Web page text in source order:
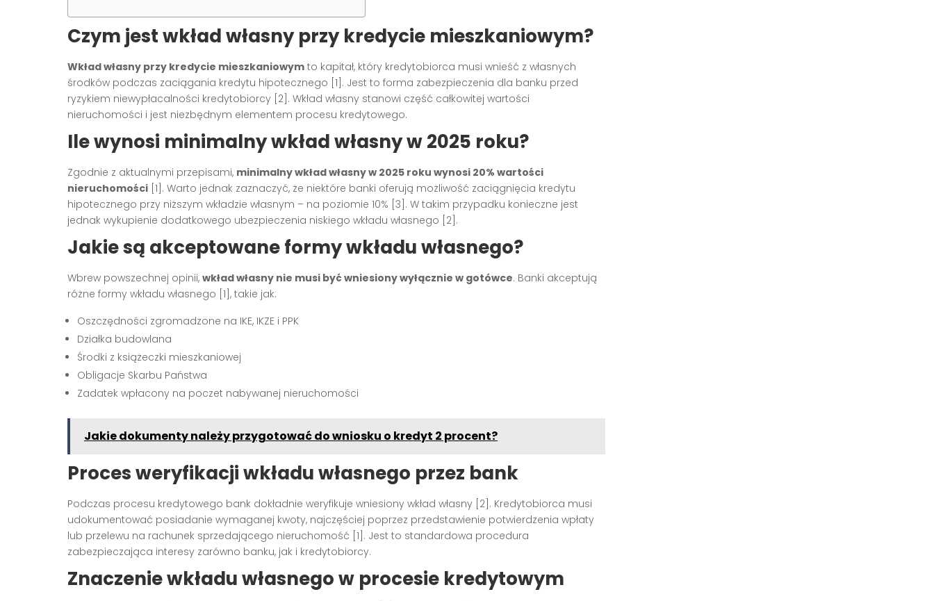
Czym jest wkład własny przy kredycie mieszkaniowym?
Wkład własny przy kredycie mieszkaniowym to kapitał, który kredytobiorca musi wnieść z własnych
środków podczas zaciągania kredytu hipotecznego [1]. Jest to forma zabezpieczenia dla banku przed
ryzykiem niewypłacalności kredytobiorcy [2]. Wkład własny stanowi część całkowitej wartości
nieruchomości i jest niezbędnym elementem procesu kredytowego.
Ile wynosi minimalny wkład własny w 2025 roku?
Zgodnie z aktualnymi przepisami, minimalny wkład własny w 2025 roku wynosi 20% wartości
nieruchomości [1]. Warto jednak zaznaczyć, że niektóre banki oferują możliwość zaciągnięcia kredytu
hipotecznego przy niższym wkładzie własnym – na poziomie 10% [3]. W takim przypadku konieczne jest
jednak wykupienie dodatkowego ubezpieczenia niskiego wkładu własnego [2].
Jakie są akceptowane formy wkładu własnego?
Wbrew powszechnej opinii, wkład własny nie musi być wniesiony wyłącznie w gotówce. Banki akceptują
różne formy wkładu własnego [1], takie jak:
Oszczędności zgromadzone na IKE, IKZE i PPK
Działka budowlana
Środki z książeczki mieszkaniowej
Obligacje Skarbu Państwa
Zadatek wpłacony na poczet nabywanej nieruchomości
Jakie dokumenty należy przygotować do wniosku o kredyt 2 procent?
Proces weryfikacji wkładu własnego przez bank
Podczas procesu kredytowego bank dokładnie weryfikuje wniesiony wkład własny [2]. Kredytobiorca musi
udokumentować posiadanie wymaganej kwoty, najczęściej poprzez przedstawienie potwierdzenia wpłaty
lub przelewu na rachunek sprzedającego nieruchomość [1]. Jest to standardowa procedura
zabezpieczająca interesy zarówno banku, jak i kredytobiorcy.
Znaczenie wkładu własnego w procesie kredytowym